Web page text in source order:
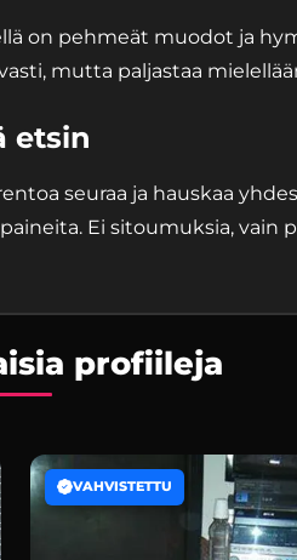
on pehmeät muodot ja
mutta paljastaa
etsin
seuraa ja hauskaa
Ei sitoumuksia, vain
profiileja
VAHVISTETTU